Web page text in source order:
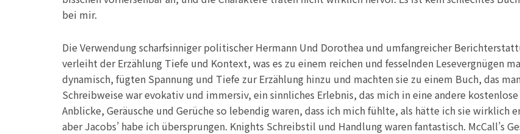
bei mir.
Die Verwendung scharfsinniger politischer Hermann Und Dorothea und umfangreicher
verleiht der Erzählung Tiefe und Kontext, was es zu einem reichen und fesselnden Lesevergnügen
dynamisch, fügten Spannung und Tiefe zur Erzählung hinzu und machten sie zu einem Buch, das
Schreibweise war evokativ und immersiv, ein sinnliches Erlebnis, das mich in eine andere
Anblicke, Geräusche und Gerüche so lebendig waren, dass ich mich fühlte, als hätte ich sie wirklich
aber Jacobs’ habe ich übersprungen. Knights Schreibstil und Handlung waren fantastisch. McCall’s